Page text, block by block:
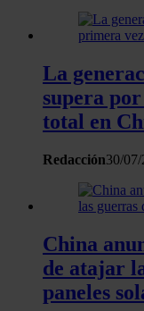
La
supera
total en
Redacción30/
China
de atajar
paneles